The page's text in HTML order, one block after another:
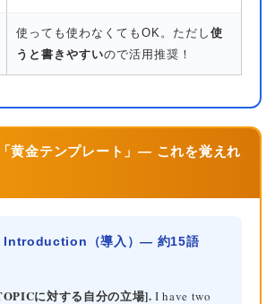
使っても使わなくてもOK。ただし 使
うと書きやすいので活用推奨！
黄金テンプレート」— これを覚えれ
Introduction（導入）— 約15語
に対する自分の立場]. I have two